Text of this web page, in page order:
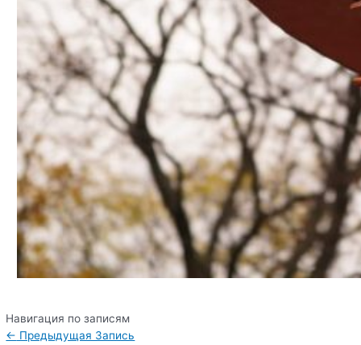
Навигация по записям
← Предыдущая Запись